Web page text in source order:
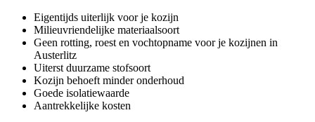
Eigentijds uiterlijk voor je kozijn
Milieuvriendelijke materiaalsoort
Geen rotting, roest en vochtopname voor je kozijnen in
Austerlitz
Uiterst duurzame stofsoort
Kozijn behoeft minder onderhoud
Goede isolatiewaarde
Aantrekkelijke kosten